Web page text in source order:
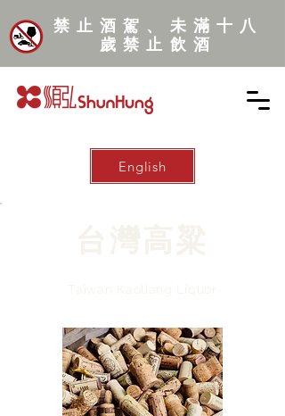
禁止酒駕、未滿十八
歲禁止飲酒
English